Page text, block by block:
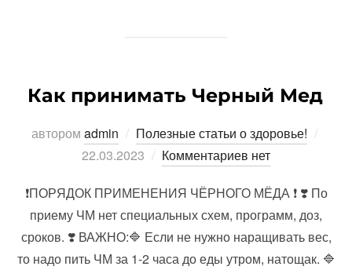
Как принимать Черный Мед
автором admin Полезные статьи о здоровье!
22.03.2023
Комментариев нет
❗️ПОРЯДОК ПРИМЕНЕНИЯ ЧЁРНОГО МЁДА ❗️ ❣️ По
приему ЧМ нет специальных схем, программ, доз,
сроков. ❣️ ВАЖНО:🔷️ Если не нужно наращивать вес,
то надо пить ЧМ за 1-2 часа до еды утром, натощак. 🔷️